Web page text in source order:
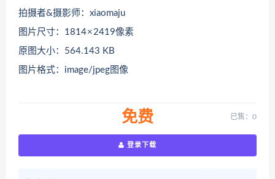
拍摄者&摄影师：xiaomaju
图片尺寸：1814 × 2419像素
原图大小：564.143 KB
图片格式：image/jpeg图像
免费 已售：0
登录下载